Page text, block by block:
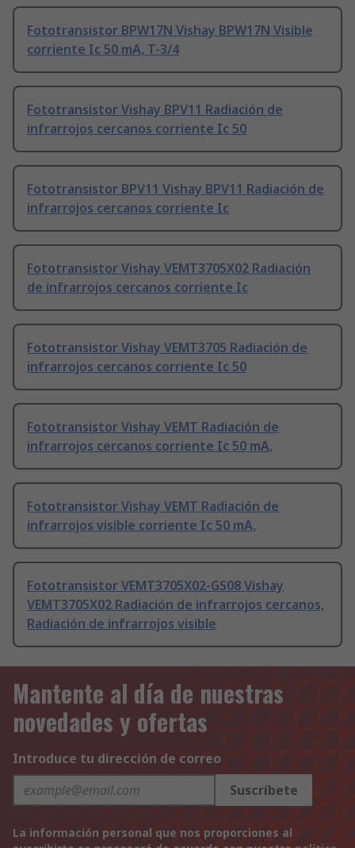
Fototransistor BPW17N Vishay BPW17N Visible
corriente Ic 50 mA, T-3/4
Fototransistor Vishay BPV11 Radiación de
infrarrojos cercanos corriente Ic 50
Fototransistor BPV11 Vishay BPV11 Radiación de
infrarrojos cercanos corriente Ic
Fototransistor Vishay VEMT3705X02 Radiación
de infrarrojos cercanos corriente Ic
Fototransistor Vishay VEMT3705 Radiación de
infrarrojos cercanos corriente Ic 50
Fototransistor Vishay VEMT Radiación de
infrarrojos cercanos corriente Ic 50 mA,
Fototransistor Vishay VEMT Radiación de
infrarrojos visible corriente Ic 50 mA,
Fototransistor VEMT3705X02-GS08 Vishay
VEMT3705X02 Radiación de infrarrojos cercanos,
Radiación de infrarrojos visible
Mantente al día de nuestras
novedades y ofertas
Introduce tu dirección de correo
Suscríbete
La información personal que nos proporciones al